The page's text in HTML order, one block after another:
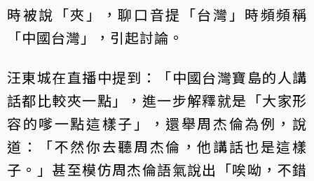
時被說「夾」，聊口音提「台灣」時頻頻稱
「中國台灣」，引起討論。
汪東城在直播中提到：「中國台灣寶島的人講
話都比較夾一點」，進一步解釋就是「大家形
容的嗲一點這樣子」，還舉周杰倫為例，說
道：「不然你去聽周杰倫，他講話也是這樣
子。」甚至模仿周杰倫語氣說出「唉呦，不錯